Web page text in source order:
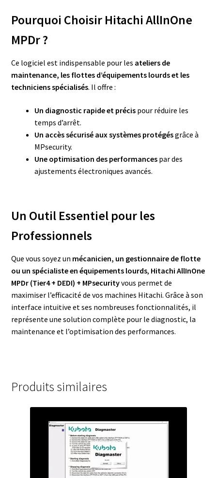
Pourquoi Choisir Hitachi AllInOne
MPDr ?
Ce logiciel est indispensable pour les ateliers de
maintenance, les flottes d’équipements lourds et les
techniciens spécialisés. Il offre :
Un diagnostic rapide et précispour réduire les
temps d’arrêt.
Un accès sécurisé aux systèmes protégésgrâce à
MPsecurity.
Une optimisation des performancespar des
ajustements électroniques avancés.
Un Outil Essentiel pour les
Professionnels
Que vous soyez un mécanicien, un gestionnaire de flotte
ou un spécialiste en équipements lourds, Hitachi AllInOne
MPDr (Tier4 + DEDI) + MPsecurityvous permet de
maximiser l’efficacité de vos machines Hitachi. Grâce à son
interface intuitive et ses nombreuses fonctionnalités, il
représente une solution complète pour le diagnostic, la
maintenance et l’optimisation des performances.
Produits similaires